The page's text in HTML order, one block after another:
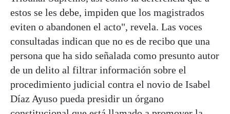
estos se les debe, impiden que los magistrados
eviten o abandonen el acto", revela. Las voces
consultadas indican que no es de recibo que una
persona que ha sido señalada como presunto autor
de un delito al filtrar información sobre el
procedimiento judicial contra el novio de Isabel
Díaz Ayuso pueda presidir un órgano